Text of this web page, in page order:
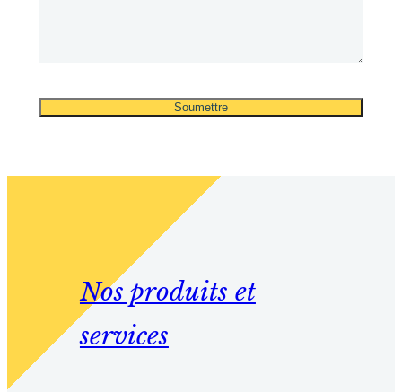
Nos produits et
services